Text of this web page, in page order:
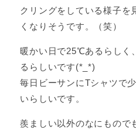
クリングをしている様子を
くなりそうです。（笑）
暖かい日で25℃あるらしく
るらしいです(*_*)
毎日ビーサンにTシャツで
いらしいです。
羨ましい以外のなにもので